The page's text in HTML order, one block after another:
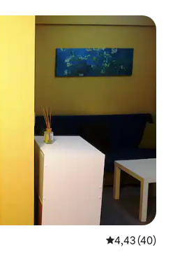
4,43 (40)